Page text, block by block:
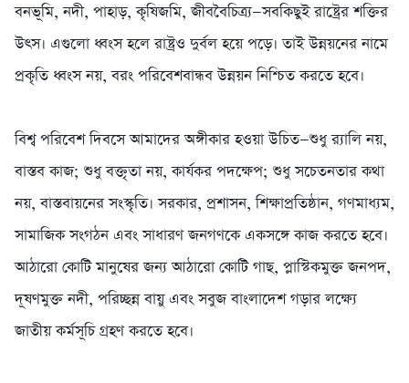
বনভূমি, নদী, পাহাড়, কৃষিজমি, জীববৈচিত্র্য—সবকিছুই রাষ্ট্রের শক্তির
উৎস। এগুলো ধ্বংস হলে রাষ্ট্রও দুর্বল হয়ে পড়ে। তাই উন্নয়নের নামে
প্রকৃতি ধ্বংস নয়, বরং পরিবেশবান্ধব উন্নয়ন নিশ্চিত করতে হবে।
‎বিশ্ব পরিবেশ দিবসে আমাদের অঙ্গীকার হওয়া উচিত—শুধু র‌্যালি নয়,
বাস্তব কাজ; শুধু বক্তৃতা নয়, কার্যকর পদক্ষেপ; শুধু সচেতনতার কথা
নয়, বাস্তবায়নের সংস্কৃতি। সরকার, প্রশাসন, শিক্ষাপ্রতিষ্ঠান, গণমাধ্যম,
সামাজিক সংগঠন এবং সাধারণ জনগণকে একসঙ্গে কাজ করতে হবে।
আঠারো কোটি মানুষের জন্য আঠারো কোটি গাছ, প্লাস্টিকমুক্ত জনপদ,
দূষণমুক্ত নদী, পরিচ্ছন্ন বায়ু এবং সবুজ বাংলাদেশ গড়ার লক্ষ্যে
জাতীয় কর্মসূচি গ্রহণ করতে হবে।